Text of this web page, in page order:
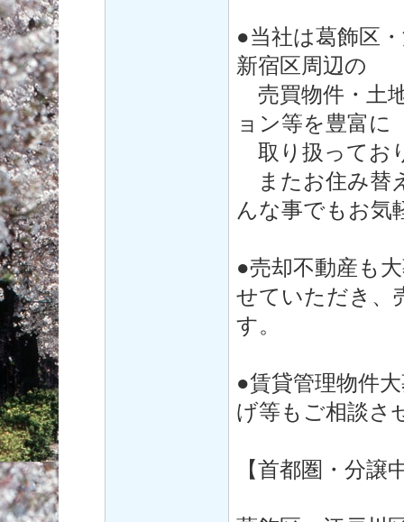
●当社は葛飾区
新宿区周辺の
売買物件・土
ョン等を豊富に
取り扱ってお
またお住み替
んな事でもお
●売却不動産も
せていただき、
す。
●賃貸管理物件
げ等もご相談さ
【首都圏・分